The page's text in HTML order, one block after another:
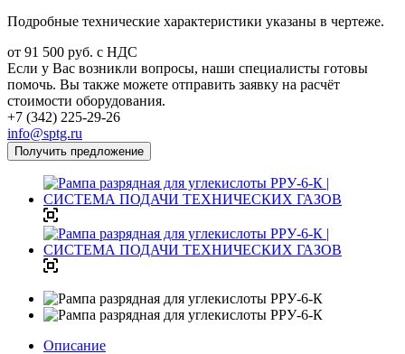
Подробные технические характеристики указаны в чертеже.
от 91 500 руб. с НДС
Если у Вас возникли вопросы, наши специалисты готовы
помочь. Вы также можете отправить заявку на расчёт
стоимости оборудования.
+7 (342) 225-29-26
info@sptg.ru
Получить предложение
Описание